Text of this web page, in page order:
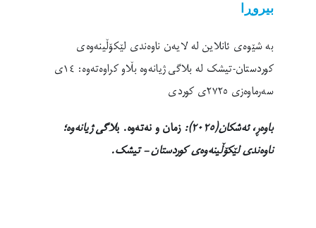
بیروڕا
بە شێوەی ئانلاین لە لایەن ناوەندی لێکۆڵینەوەی
کوردستان-تیشک لە بلاگی ژیانەوە بڵاو کراوەتەوە: ١٤ی
سەرماوەزی ٢٧٢٥ی کوردی
باوەڕ، ئەشکان(٢٠٢٥):
زمان و نەتەوە. بلاگی ژیانەوە؛
ناوەندی لێکۆڵینەوەی کوردستان – تیشک.